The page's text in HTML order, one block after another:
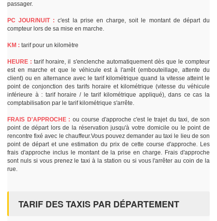
passager.
PC JOUR/NUIT : c'est la prise en charge, soit le montant de départ du
compteur lors de sa mise en marche.
KM : tarif pour un kilomètre
HEURE : tarif horaire, il s'enclenche automatiquement dès que le compteur
est en marche et que le véhicule est à l'arrêt (embouteillage, attente du
client) ou en alternance avec le tarif kilométrique quand la vitesse atteint le
point de conjonction des tarifs horaire et kilométrique (vitesse du véhicule
inférieure à : tarif horaire / le tarif kilométrique appliqué), dans ce cas la
comptabilisation par le tarif kilométrique s'arrête.
FRAIS D'APPROCHE : ou course d'approche c'est le trajet du taxi, de son
point de départ lors de la réservation jusqu'à votre domicile ou le point de
rencontre fixé avec le chauffeur.Vous pouvez demander au taxi le lieu de son
point de départ et une estimation du prix de cette course d'approche. Les
frais d'approche inclus le montant de la prise en charge. Frais d'approche
sont nuls si vous prenez le taxi à la station ou si vous l'arrêter au coin de la
rue.
TARIF DES TAXIS PAR DÉPARTEMENT